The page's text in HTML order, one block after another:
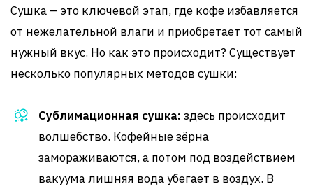
Сушка – это ключевой этап, где кофе избавляется
от нежелательной влаги и приобретает тот самый
нужный вкус. Но как это происходит? Существует
несколько популярных методов сушки:
Сублимационная сушка: здесь происходит
волшебство. Кофейные зёрна
замораживаются, а потом под воздействием
вакуума лишняя вода убегает в воздух. В